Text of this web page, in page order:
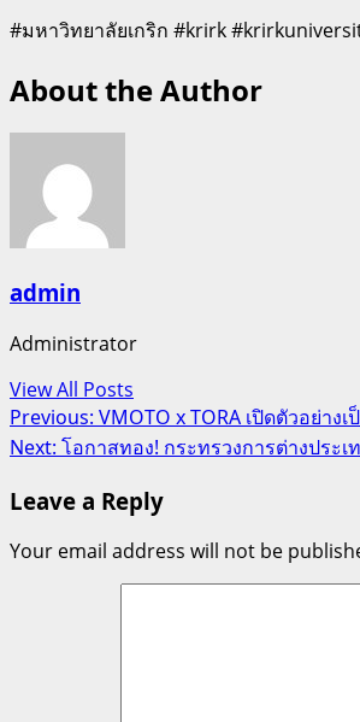
#มหาวิทยาลัยเกริก #krirk
About the Author
admin
Administrator
View All Posts
Post
navigation
Previous: VMOTO x TORA เปิดตัวอย่า
Next: โอกาสทอง! กระทรวงการต่างประ
Leave a Reply
Your email address will not be